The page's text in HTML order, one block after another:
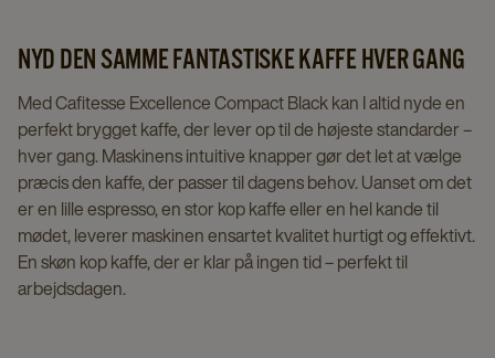
NYD DEN SAMME FANTASTISKE KAFFE HVER GANG
Med Cafitesse Excellence Compact Black kan I altid nyde en
perfekt brygget kaffe, der lever op til de højeste standarder –
hver gang. Maskinens intuitive knapper gør det let at vælge
præcis den kaffe, der passer til dagens behov. Uanset om det
er en lille espresso, en stor kop kaffe eller en hel kande til
mødet, leverer maskinen ensartet kvalitet hurtigt og effektivt.
En skøn kop kaffe, der er klar på ingen tid – perfekt til
arbejdsdagen.